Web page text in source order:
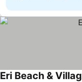
Eri Beach &